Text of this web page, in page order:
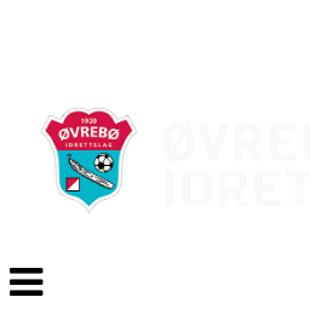
Veksle
navigasjon